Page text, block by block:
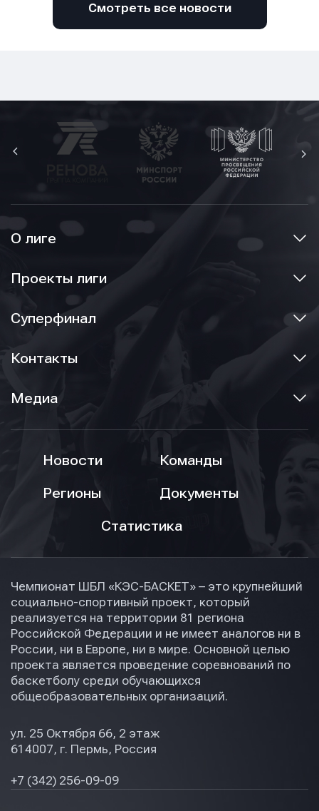
Смотреть все новости
О лиге
Проекты лиги
Суперфинал
Контакты
Медиа
Новости
Команды
Регионы
Документы
Статистика
Чемпионат ШБЛ «КЭС-БАСКЕТ» – это крупнейший
социально-спортивный проект, который
реализуется на территории 81 региона
Российской Федерации и не имеет аналогов ни в
России, ни в Европе, ни в мире. Основной целью
проекта является проведение соревнований по
баскетболу среди обучающихся
общеобразовательных организаций.
ул. 25 Октября 66, 2 этаж
614007, г. Пермь, Россия
+7 (342) 256-09-09